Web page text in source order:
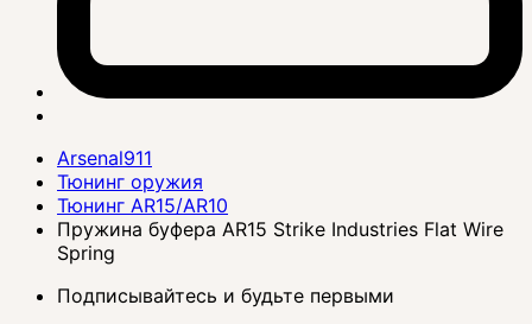
Arsenal911
Тюнинг оружия
Тюнинг AR15/AR10
Пружина буфера AR15 Strike Industries Flat Wire
Spring
Подписывайтесь и будьте первыми